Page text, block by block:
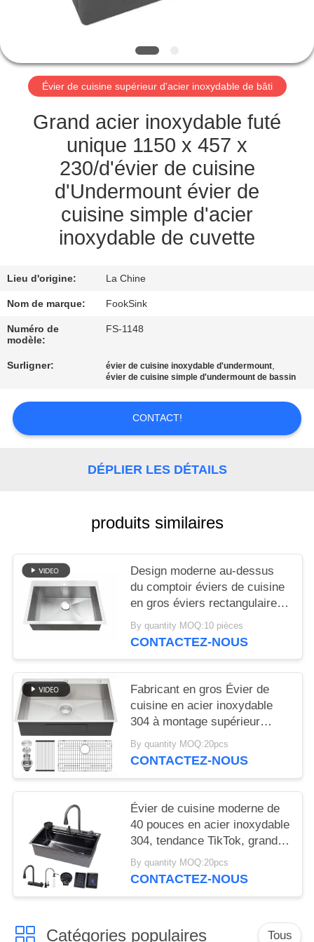
CONTRÔLE
DE
QUALITÉ
CONTACTEZ-
DEMANDEZ
CITATION
PLAN
DU
SITE
PRIVACY
Évier de cuisine supérieur d'acier inoxydable de bâti
Grand acier inoxydable futé
unique 1150 x 457 x
230/d'évier de cuisine
d'Undermount évier de
cuisine simple d'acier
inoxydable de cuvette
Lieu d'origine: La Chine
Nom de marque: FookSink
Numéro de
modèle:
FS-1148
Surligner: évier de cuisine inoxydable d'undermount,
évier de cuisine simple d'undermount de bassin
CONTACT!
DÉPLIER LES DÉTAILS
produits similaires
Design moderne au-dessus
du comptoir éviers de cuisine
en gros éviers rectangulaires
nano noir 304 en acier
inoxydable
By quantity MOQ:10 pièces
CONTACTEZ-NOUS
Fabricant en gros Évier de
cuisine en acier inoxydable
304 à montage supérieur
30x22x10 pouces Nano Noir
Mat Évier à encastrer avec
By quantity MOQ:20pcs
CONTACTEZ-NOUS
Évier de cuisine moderne de
40 pouces en acier inoxydable
304, tendance TikTok, grand
évier de poste de travail doré,
robinet cascade une pièce,
By quantity MOQ:20pcs
CONTACTEZ-NOUS
Catégories populaires Tous